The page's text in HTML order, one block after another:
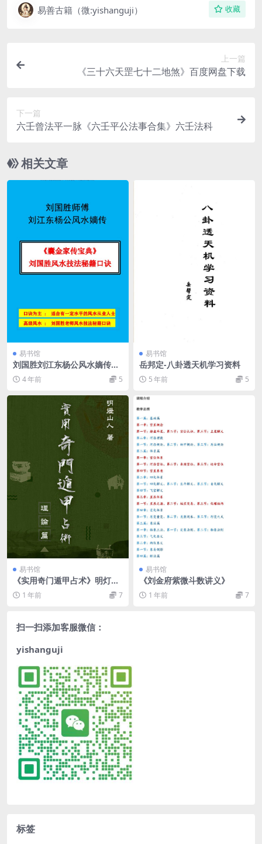
易善古籍（微:yishanguji） 收藏
上一篇
《三十六天罡七十二地煞》百度网盘下载
下一篇
六壬曾法平一脉《六壬平公法事合集》六壬法科
相关文章
易书馆
刘国胜刘江东杨公风水嫡传
《囊金家传宝典》
4 年前 5
易书馆
岳邦定-八卦透天机学习资料
5 年前 5
易书馆
《实用奇门遁甲占术》明灯山
人 1 年前 7
易书馆
《刘金府紫微斗数讲义》
1 年前 7
扫一扫添加客服微信：
yishanguji
标签